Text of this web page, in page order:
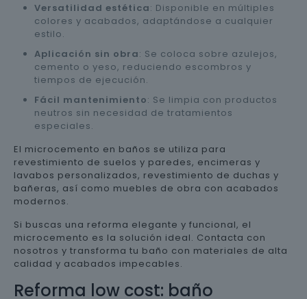
Versatilidad estética: Disponible en múltiples
colores y acabados, adaptándose a cualquier
estilo.
Aplicación sin obra: Se coloca sobre azulejos,
cemento o yeso, reduciendo escombros y
tiempos de ejecución.
Fácil mantenimiento: Se limpia con productos
neutros sin necesidad de tratamientos
especiales.
El microcemento en baños se utiliza para
revestimiento de suelos y paredes, encimeras y
lavabos personalizados, revestimiento de duchas y
bañeras, así como muebles de obra con acabados
modernos.
Si buscas una reforma elegante y funcional, el
microcemento es la solución ideal. Contacta con
nosotros y transforma tu baño con materiales de alta
calidad y acabados impecables.
Reforma low cost: baño